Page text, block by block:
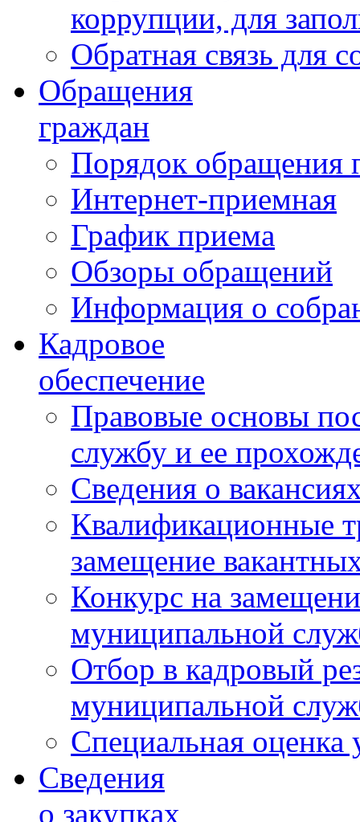
коррупции, для
Обратная связь для
Обращения
граждан
Порядок обращения
Интернет-приемная
График приема
Обзоры обращений
Информация о
Кадровое
обеспечение
Правовые основы
службу и ее
Сведения о
Квалификационные
замещение
Конкурс на
муниципальной
Отбор в кадровый
муниципальной
Специальная оценка
Сведения
о закупках